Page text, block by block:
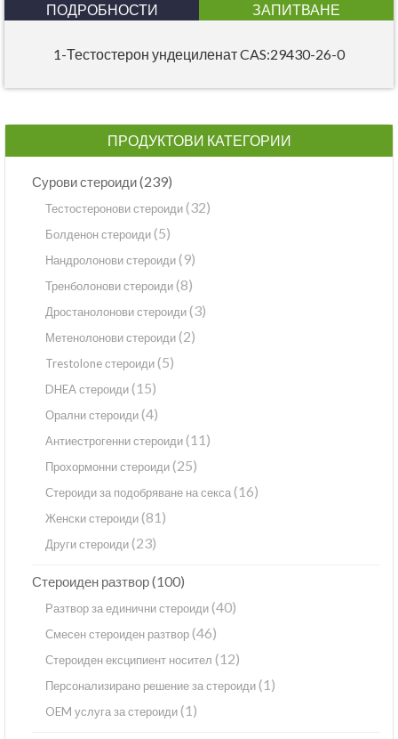
ПОДРОБНОСТИ ЗАПИТВАНЕ
1-Тестостерон ундециленат CAS:29430-26-0
ПРОДУКТОВИ КАТЕГОРИИ
Сурови стероиди(239)
Тестостеронови стероиди(32)
Болденон стероиди(5)
Нандролонови стероиди(9)
Тренболонови стероиди(8)
Дростанолонови стероиди(3)
Метенолонови стероиди(2)
Trestolone стероиди(5)
DHEA стероиди(15)
Орални стероиди(4)
Антиестрогенни стероиди(11)
Прохормонни стероиди(25)
Стероиди за подобряване на секса(16)
Женски стероиди(81)
Други стероиди(23)
Стероиден разтвор(100)
Разтвор за единични стероиди(40)
Смесен стероиден разтвор(46)
Стероиден ексципиент носител (12)
Персонализирано решение за стероиди(1)
OEM услуга за стероиди(1)